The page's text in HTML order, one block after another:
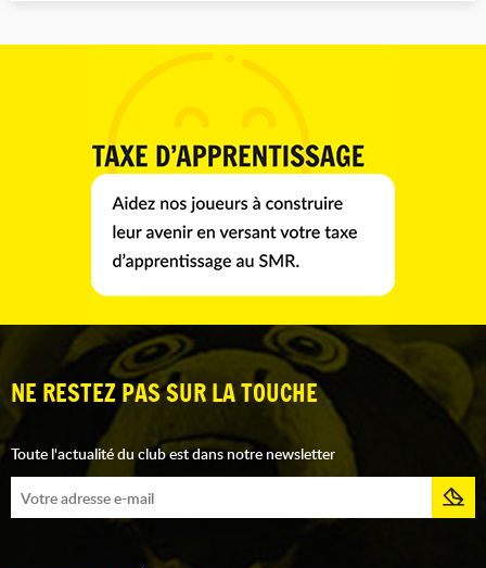
NE RESTEZ PAS SUR LA TOUCHE
Toute l'actualité du club est dans notre newsletter